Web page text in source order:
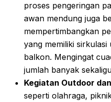
proses pengeringan
awan mendung juga
mempertimbangkan
yang memiliki
balkon. Mengingat
jumlah banyak
Kegiatan Outdoor
seperti olahraga,